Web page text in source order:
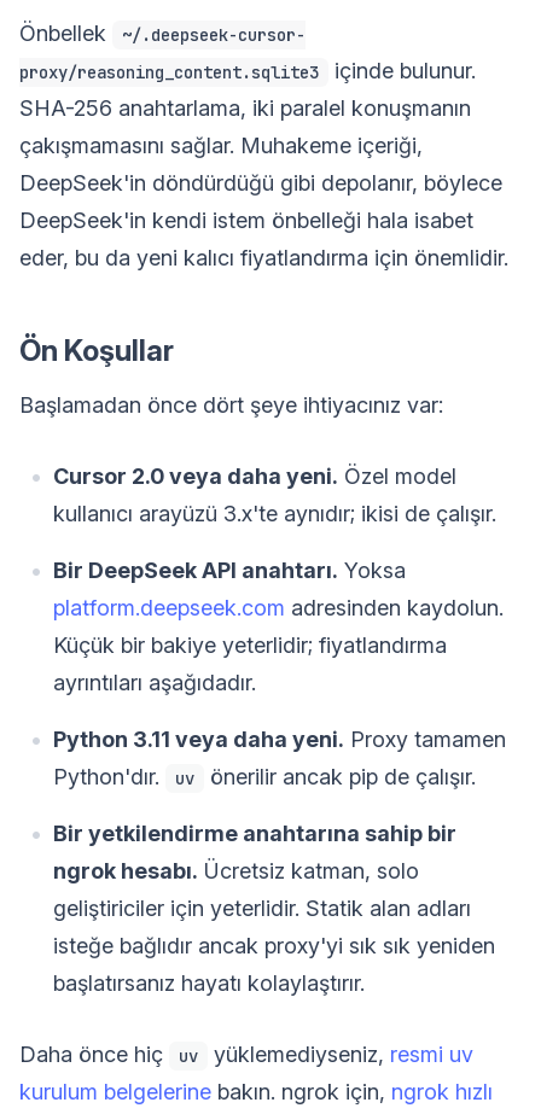
Önbellek
~/.deepseek-cursor-
proxy/reasoning_content.sqlite3
içinde bulunur.
SHA-256 anahtarlama, iki paralel konuşmanın
çakışmamasını sağlar. Muhakeme içeriği,
DeepSeek'in döndürdüğü gibi depolanır, böylece
DeepSeek'in kendi istem önbelleği hala isabet
eder, bu da yeni kalıcı fiyatlandırma için önemlidir.
Ön Koşullar
Başlamadan önce dört şeye ihtiyacınız var:
Cursor 2.0 veya daha yeni. Özel model
kullanıcı arayüzü 3.x'te aynıdır; ikisi de çalışır.
Bir DeepSeek API anahtarı. Yoksa
platform.deepseek.com adresinden kaydolun.
Küçük bir bakiye yeterlidir; fiyatlandırma
ayrıntıları aşağıdadır.
Python 3.11 veya daha yeni. Proxy tamamen
Python'dır.
uv önerilir ancak pip de çalışır.
Bir yetkilendirme anahtarına sahip bir
ngrok hesabı. Ücretsiz katman, solo
geliştiriciler için yeterlidir. Statik alan adları
isteğe bağlıdır ancak proxy'yi sık sık yeniden
başlatırsanız hayatı kolaylaştırır.
Daha önce hiç uv yüklemediyseniz, resmi uv
kurulum belgelerine bakın. ngrok için, ngrok hızlı